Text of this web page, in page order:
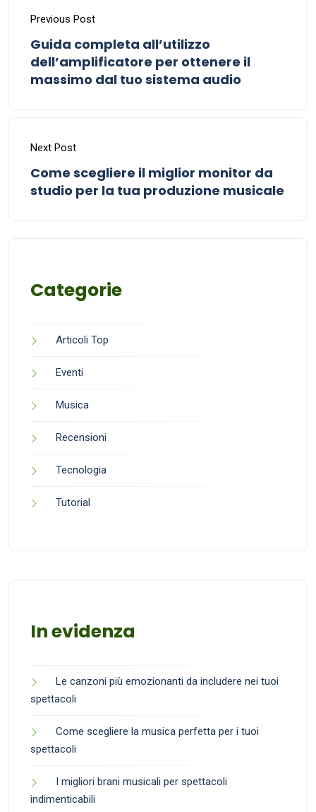
Previous Post
Guida completa all’utilizzo
dell’amplificatore per ottenere il
massimo dal tuo sistema audio
Next Post
Come scegliere il miglior monitor da
studio per la tua produzione musicale
Categorie
Articoli Top
Eventi
Musica
Recensioni
Tecnologia
Tutorial
In evidenza
Le canzoni più emozionanti da includere nei tuoi
spettacoli
Come scegliere la musica perfetta per i tuoi
spettacoli
I migliori brani musicali per spettacoli
indimenticabili